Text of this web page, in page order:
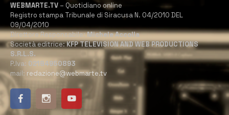
WEBMARTE.TV – Quotidiano online
Registro stampa Tribunale di Siracusa N. 04/2010 DEL
09/04/2010
Direttore Responsabile:Michele Accolla
Società editrice:KFP TELEVISION AND WEB PRODUCTIONS
S.R.L.S.
P.Iva: 02184950893
mail: redazione@webmarte.tv